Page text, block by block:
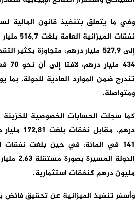
نفقات
إلى 527,9 مليار درهم، متجاوزة
تندرج ضمن الموارد العادية للدولة،
ومتواصلة.
درهم،
141 في المائة، في حين بلغت نفقات
مليون درهم كنفقات استثمارية.